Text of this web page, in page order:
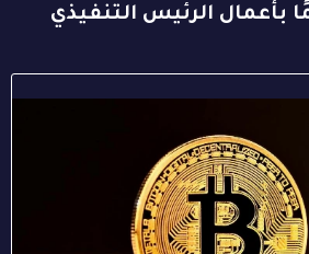
بأعمال الرئيس التنفيذي